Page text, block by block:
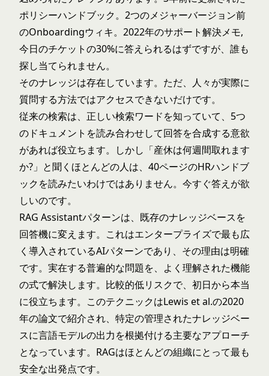
ポリシーハンドブック。2つのメジャーバージョン前
のOnboardingウィキ。2022年のサポート解決メモ,
今日のチケットの30%に答えられるはずですが、誰も
探し当てられません。
そのナレッジは存在しています。ただ、人々が実際に
質問する方法ではアクセスできないだけです。
従来の検索は、正しい検索ワードを知っていて、5つ
のドキュメントを読み合わせして回答を合成する意欲
があれば役立ちます。しかし「産休は何週間取れます
か?」と聞くほとんどの人は、40ページのHRハンドブ
ックを読みたいわけではありません。今すぐ答えが欲
しいのです。
RAG Assistantパターンは、既存のナレッジベースを
回答機に変えます。これはエンタープライズで最も広
く導入されているAIパターンであり、その理由は明確
です。実在する普遍的な問題を、よく理解された機能
の式で解決します。比較的低リスクで、初日から本当
に役立ちます。このテクニックはLewis et al.の2020
年の論文で紹介され、特定の管理されたナレッジベー
スに言語モデルの出力を根拠付ける主要なアプローチ
となっています。RAGはほとんどの組織にとって最も
安全な出発点です。